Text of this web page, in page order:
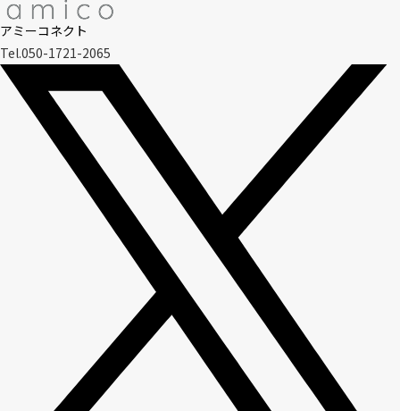
アミーコネクト
Tel.050-1721-2065